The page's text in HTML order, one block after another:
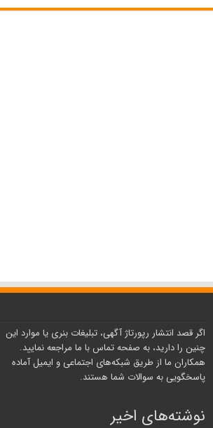
اگر قصد انتشار رپورتاژ آگهی، تبلیغات بنری یا موارد این
چنین را دارید، به صفحه تماس با ما مراجعه نمایید.
همکاران ما از طریق شبکه‌های اجتماعی و ایمیل آماده
پاسخگویی به سوالات شما هستند.
نوشته‌های اخیر